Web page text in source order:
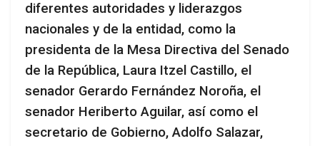
diferentes autoridades y liderazgos
nacionales y de la entidad, como la
presidenta de la Mesa Directiva del Senado
de la República, Laura Itzel Castillo, el
senador Gerardo Fernández Noroña, el
senador Heriberto Aguilar, así como el
secretario de Gobierno, Adolfo Salazar,